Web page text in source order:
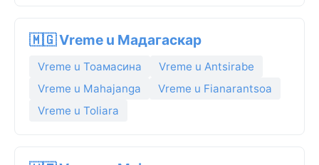
🇲🇬 Vreme u Мадагаскар
Vreme u Тоамасина
Vreme u Antsirabe
Vreme u Mahajanga
Vreme u Fianarantsoa
Vreme u Toliara